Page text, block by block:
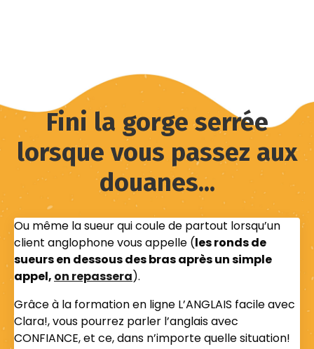
Fini la gorge serrée
lorsque vous passez aux
douanes...
Ou même la sueur qui coule de partout lorsqu’un
client anglophone vous appelle (les ronds de
sueurs en dessous des bras après un simple
appel, on repassera).
Grâce à la formation en ligne L’ANGLAIS facile avec
Clara!, vous pourrez parler l’anglais avec
CONFIANCE, et ce, dans n’importe quelle situation!